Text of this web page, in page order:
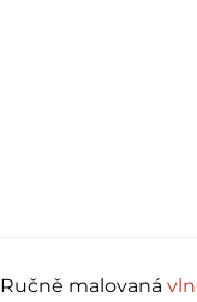
Ručně malovaná